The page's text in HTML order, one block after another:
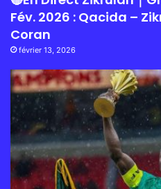
Fév. 2026 : Qacida –
Coran
février 13, 2026